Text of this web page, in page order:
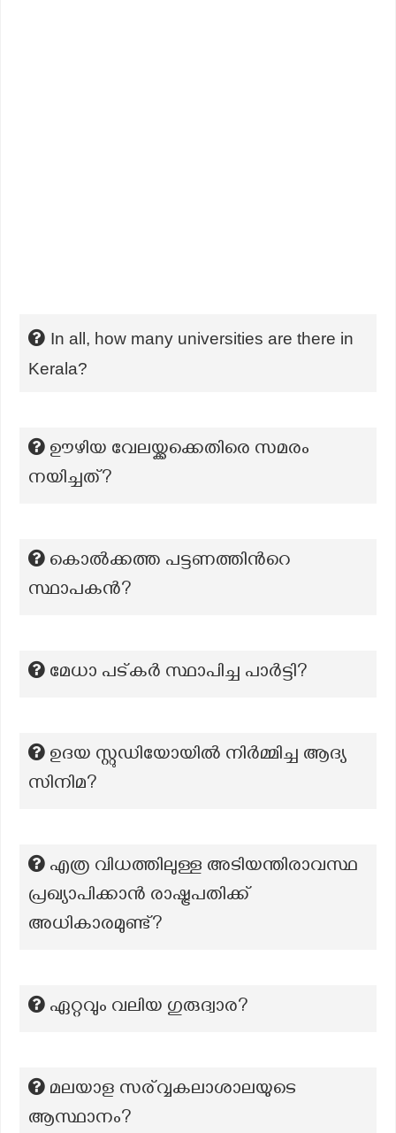
In all, how many universities are there in
Kerala?
ഊഴിയ വേലയ്ക്കക്കെതിരെ സമരം
നയിച്ചത്?
കൊൽക്കത്ത പട്ടണത്തിൻറെ
സ്ഥാപകൻ?
മേധാ പട്കർ സ്ഥാപിച്ച പാർട്ടി?
ഉദയ സ്റ്റുഡിയോയിൽ നിർമ്മിച്ച ആദ്യ
സിനിമ?
എത്ര വിധത്തിലുള്ള അടിയന്തിരാവസ്ഥ
പ്രഖ്യാപിക്കാൻ രാഷ്ട്രപതിക്ക്
അധികാരമുണ്ട്?
ഏറ്റവും വലിയ ഗുരുദ്വാര?
മലയാള സര്വ്വകലാശാലയുടെ
ആസ്ഥാനം?